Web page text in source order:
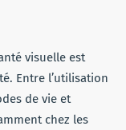
visuelle est
Entre l’utilisation
de vie et
chez les